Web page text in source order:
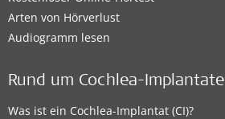
Arten von Hörverlust
Audiogramm lesen
Rund um Cochlea-Implantate
Was ist ein Cochlea-Implantat (CI)?